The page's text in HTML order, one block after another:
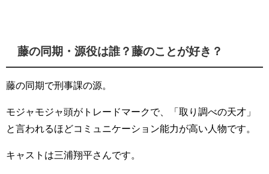
藤の同期・源役は誰？藤のことが好き？
藤の同期で刑事課の源。
モジャモジャ頭がトレードマークで、「取り調べの天才」
と言われるほどコミュニケーション能力が高い人物です。
キャストは三浦翔平さんです。